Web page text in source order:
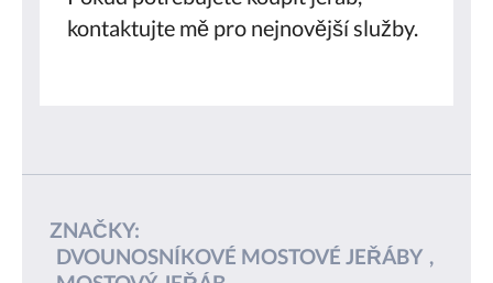
kontaktujte mě pro nejnovější služby.
ZNAČKY:
DVOUNOSNÍKOVÉ MOSTOVÉ JEŘÁBY ,